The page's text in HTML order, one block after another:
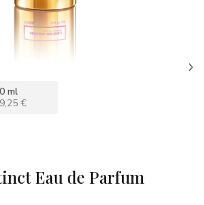
Eau de Parfum
ml
€